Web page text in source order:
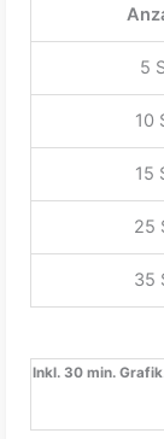
5
10
15
25
35
Inkl. 30 min. Grafik